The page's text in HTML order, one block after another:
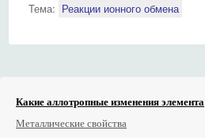
Тема: Реакции ионного обмена
Какие аллотропные изменения элемента
Металлические свойства